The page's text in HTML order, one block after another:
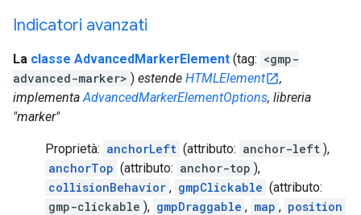
Indicatori avanzati
La classe AdvancedMarkerElement (tag: <gmp-
advanced-marker> ) estende HTMLElement
,
implementaAdvancedMarkerElementOptions, libreria
"marker"
Proprietà: anchorLeft (attributo: anchor-left ),
anchorTop (attributo: anchor-top ),
collisionBehavior , gmpClickable (attributo:
gmp-clickable ), gmpDraggable , map , position